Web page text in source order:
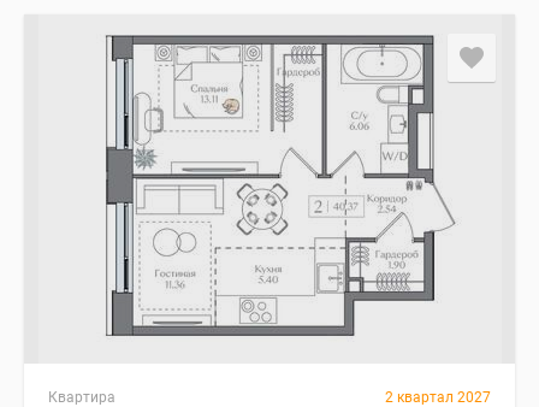
Квартира 2 квартал 2027